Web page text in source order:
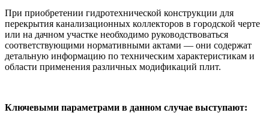
При приобретении гидротехнической конструкции для
перекрытия канализационных коллекторов в городской черте
или на дачном участке необходимо руководствоваться
соответствующими нормативными актами — они содержат
детальную информацию по техническим характеристикам и
области применения различных модификаций плит.
Ключевыми параметрами в данном случае выступают: